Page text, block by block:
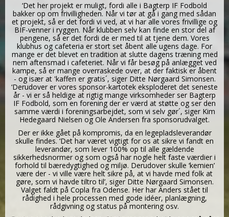
‘Det her projekt er muligt, fordi alle i Bagterp IF Fodbold
bakker op om frivilligheden. Når vi tør at gå i gang med sådan
et projekt, så er det fordi vi ved, at vi har alle vores frivillige og
BIF-venner i ryggen. Når klubben selv kan finde en stor del af
pengene, så er det fordi de er med til at tjene dem. Vores
klubhus og cafeteria er stort set åbent alle ugens dage. For
mange er det blevet en tradition at slutte dagens træning med
nem aftensmad i cafeteriet. Når vi får besøg på anlægget ved
kampe, så er mange overraskede over, at der faktisk er åbent
- og især at 'kaffen er gratis´, siger Ditte Nørgaard Simonsen.
‘Derudover er vores sponsor-kartotek eksploderet det seneste
år - vi er så heldige at rigtig mange virksomheder ser Bagterp
IF Fodbold, som en forening der er værd at støtte og ser den
samme værdi i foreningsarbejdet, som vi selv gør´, siger Kim
Hedegaard Nielsen og Ole Andersen fra sponsorudvalget.
Der er ikke gået på kompromis, da en legepladsleverandør
skulle findes. ‘Det har været vigtigt for os at sikre vi fandt en
leverandør, som lever 100% op til alle gældende
sikkerhedsnormer og som også har nogle helt faste værdier i
forhold til bæredygtighed og miljø. Derudover skulle ‘kemien’
være der - vi ville være helt sikre på, at vi havde med folk at
gøre, som vi havde tiltro til’, siger Ditte Nørgaard Simonsen.
Valget faldt på Copla fra Odense. Her har Anders stået til
rådighed i hele processen med gode idéer, planlægning,
rådgivning og status på montering osv.